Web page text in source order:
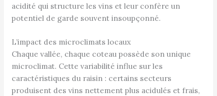
acidité qui structure les vins et leur confère un
potentiel de garde souvent insoupçonné.
L’impact des microclimats locaux
Chaque vallée, chaque coteau possède son unique
microclimat. Cette variabilité influe sur les
caractéristiques du raisin : certains secteurs
produisent des vins nettement plus acidulés et frais,